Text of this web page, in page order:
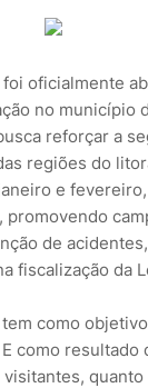
foi oficialmente
no município
reforçar a
regiões do
e
de
fiscalização da
tem como
como resultado